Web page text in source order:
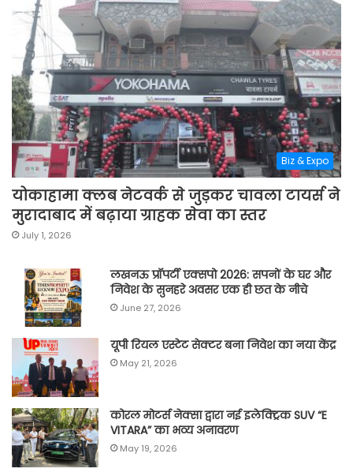
Biz & Expo
योकाहामा क्लब नेटवर्क से जुड़कर चावला टायर्स ने
मुरादाबाद में बढ़ाया ग्राहक सेवा का स्तर
July 1, 2026
लखनऊ प्रॉपर्टी एक्सपो 2026: सपनों के घर और
निवेश के सुनहरे अवसर एक ही छत के नीचे
June 27, 2026
यूपी रियल एस्टेट सेक्टर बना निवेश का नया केंद्र
May 21, 2026
कोरल मोटर्स नेक्सा द्वारा नई इलेक्ट्रिक SUV “E
VITARA” का भव्य अनावरण
May 19, 2026